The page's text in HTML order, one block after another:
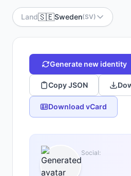
Land🇸🇪Sweden(SV)
Generate new identity
Copy JSON
Download vCard
Social: